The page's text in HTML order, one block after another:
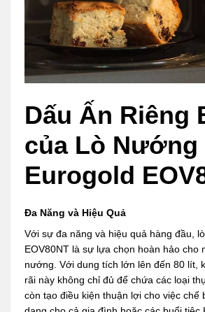
Dấu Ấn Riêng
của Lò Nướng
Eurogold
Đa Năng và Hiệu Quả
Với sự đa năng và hiệu quả hàng đầu,
EOV80NT là sự lựa chọn hoàn hảo cho
nướng. Với dung tích lớn lên đến 80 lít,
rãi này không chỉ đủ để chứa các loại
còn tạo điều kiện thuận lợi cho việc chế